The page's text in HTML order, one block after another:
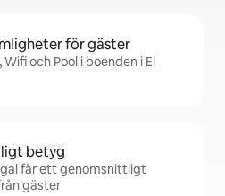
för gäster
och Pool i boenden i El
betyg
får ett genomsnittligt
gäster